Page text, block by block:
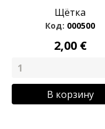
Щётка
Код: 000500
2,00 €
В корзину